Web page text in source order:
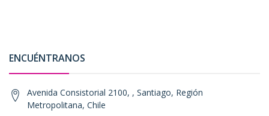
ENCUÉNTRANOS
Avenida Consistorial 2100, , Santiago, Región
Metropolitana, Chile